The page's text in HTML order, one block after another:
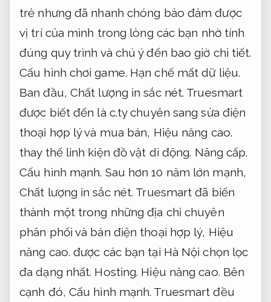
trẻ nhưng đã nhanh chóng bảo đảm được
vị trí của mình trong lòng các bạn nhờ tính
đúng quy trình và chú ý đến bao giờ chi tiết.
Cấu hình chơi game. Hạn chế mất dữ liệu.
Ban đầu, Chất lượng in sắc nét. Truesmart
được biết đến là c.ty chuyên sang sửa điện
thoại hợp lý và mua bán, Hiệu năng cao.
thay thế linh kiện đồ vật di động. Nâng cấp.
Cấu hình mạnh. Sau hơn 10 năm lớn mạnh,
Chất lượng in sắc nét. Truesmart đã biến
thành một trong những địa chỉ chuyên
phân phối và bán điện thoại hợp lý, Hiệu
năng cao. được các bạn tại Hà Nội chọn lọc
đa dạng nhất. Hosting. Hiệu năng cao. Bên
cạnh đó, Cấu hình mạnh. Truesmart đều